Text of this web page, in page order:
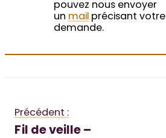
pouvez nous envoyer
un mail précisant votre
demande.
Précédent :
Fil de veille –